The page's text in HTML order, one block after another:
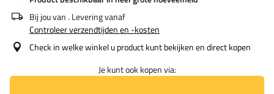
Bij jou van . Levering vanaf
Controleer verzendtijden en -kosten
Check in welke winkel u product kunt bekijken en direct kopen
Je kunt ook kopen via: